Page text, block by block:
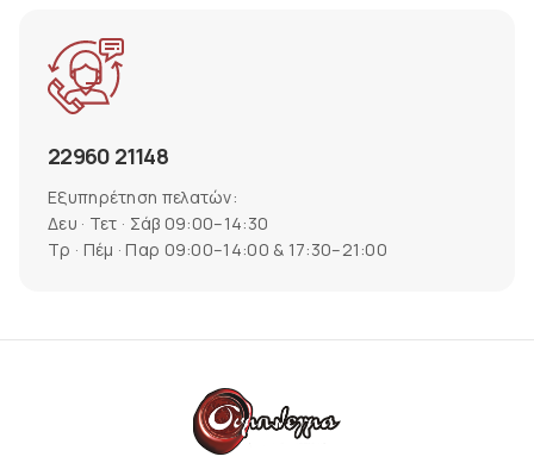
22960 21148
Εξυπηρέτηση πελατών:
Δευ · Τετ · Σάβ 09:00–14:30
Τρ · Πέμ · Παρ 09:00–14:00 & 17:30–21:00